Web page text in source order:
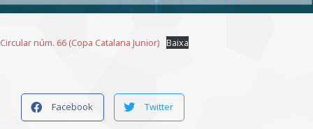
Circular núm. 66 (Copa Catalana Junior) Baixa
Facebook Twitter